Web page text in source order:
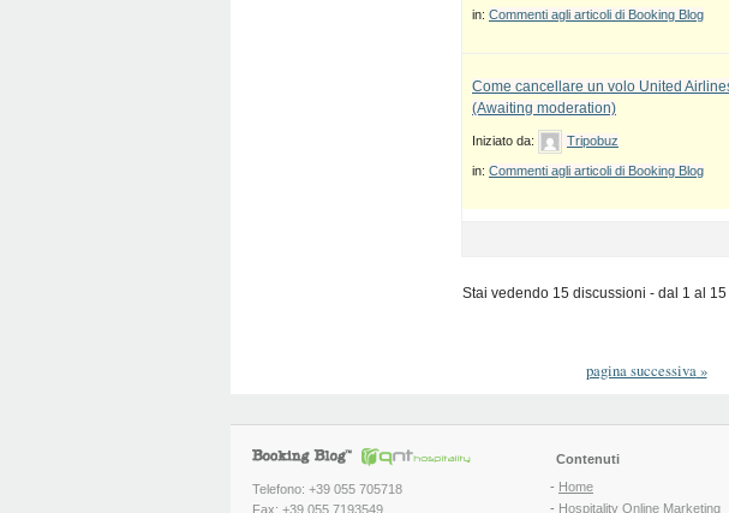
in: Commenti agli articoli di Booking Blog
Come cancellare un volo United
(Awaiting moderation)
Iniziato da: Tripobuz
in: Commenti agli articoli di Booking Blog
Stai vedendo 15 discussioni - dal 1 al
pagina successiva»
Telefono: +39 055 705718
Fax: +39 055 7193549
Contenuti
- Home
- Hospitality Online Marketing